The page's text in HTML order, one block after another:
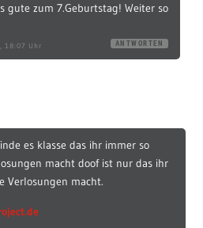
gute zum 7.Geburtstag! Weiter so
18:07 Uhr ANTWORTEN
es klasse das ihr immer so
macht doof ist nur das ihr
Verlosungen macht.